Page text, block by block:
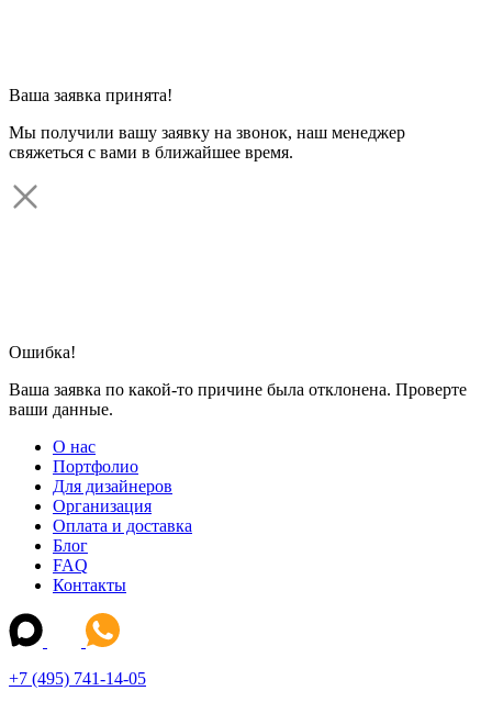
Ваша заявка принята!
Мы получили вашу заявку на звонок, наш менеджер
свяжеться с вами в ближайшее время.
Ошибка!
Ваша заявка по какой-то причине была отклонена. Проверте
ваши данные.
О нас
Портфолио
Для дизайнеров
Организация
Оплата и доставка
Блог
FAQ
Контакты
+7 (495) 741-14-05